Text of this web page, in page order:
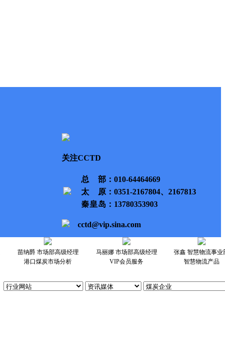
关注CCTD
总部 ：010-64464669
太原 ：0351-2167804、2167813
秦皇岛 ：13780353903
cctd@vip.sina.com
苗纳爵 市场部高级经理
港口煤炭市场分析
马丽娜 市场部高级经理
VIP会员服务
张鑫 智慧物流事业
智慧物流产品